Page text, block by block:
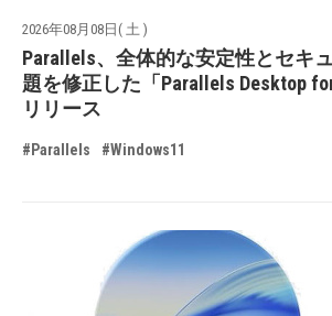
2026年08月08日( 土 )
Parallels、全体的な安定性とセキ
題を修正した「Parallels Desktop
リリース
#Parallels #Windows11